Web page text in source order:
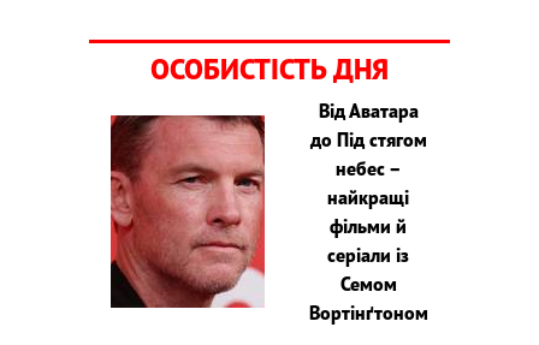
ОСОБИСТІСТЬ ДНЯ
Від Аватара
до Під стягом
небес –
найкращі
фільми й
серіали із
Семом
Вортінґтоном